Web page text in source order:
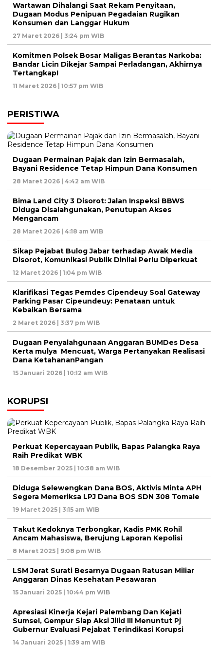
Wartawan Dihalangi Saat Rekam Penyitaan,
Dugaan Modus Penipuan Pegadaian Rugikan
Konsumen dan Langgar Hukum
27 Maret 2026 | 3:24 pm WIB
Komitmen Polsek Bosar Maligas Berantas Narkoba:
Bandar Licin Dikejar Sampai Perladangan, Akhirnya
Tertangkap!
11 Maret 2026 | 10:57 pm WIB
PERISTIWA
Dugaan Permainan Pajak dan Izin Bermasalah,
Bayani Residence Tetap Himpun Dana Konsumen
28 Maret 2026 | 4:42 am WIB
Bima Land City 3 Disorot: Jalan Inspeksi BBWS
Diduga Disalahgunakan, Penutupan Akses
Mengancam
28 Maret 2026 | 4:18 am WIB
Sikap Pejabat Bulog Jabar terhadap Awak Media
Disorot, Komunikasi Publik Dinilai Perlu Diperkuat
12 Maret 2026 | 1:04 pm WIB
Klarifikasi Tegas Pemdes Cipendeuy Soal Gateway
Parking Pasar Cipeundeuy: Penataan untuk
Kebaikan Bersama
2 Maret 2026 | 3:37 pm WIB
Dugaan Penyalahgunaan Anggaran BUMDes Desa
Kerta mulya Mencuat, Warga Pertanyakan Realisasi
Dana KetahananPangan
15 Januari 2026 | 10:12 am WIB
KORUPSI
Perkuat Kepercayaan Publik, Bapas Palangka Raya
Raih Predikat WBK
18 Desember 2025 | 10:38 am WIB
Diduga Selewengkan Dana BOS, Aktivis Minta APH
Segera Memeriksa LPJ Dana BOS SDN 308 Tomale
19 Maret 2025 | 3:15 am WIB
Takut Kedoknya Terbongkar, Kadis PMK Rohil
Ancam Mahasiswa, Berujung Laporan Kepolisi
8 Maret 2025 | 9:08 pm WIB
LSM Jerat Surati Besarnya Dugaan Ratusan Miliar
Anggaran Dinas Kesehatan Pesawaran
15 Januari 2025 | 10:44 pm WIB
Apresiasi Kinerja Kejari Palembang Dan Kejati
Sumsel, Gempur Siap Aksi Jilid III Menuntut Pj
Gubernur Evaluasi Pejabat Terindikasi Korupsi
14 Januari 2025 | 1:39 am WIB